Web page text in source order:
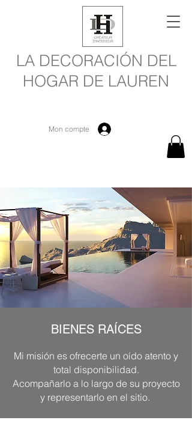
LA DECORACIÓN DEL
HOGAR DE LAUREN
Mon compte
BIENES RAÍCES
Mi misión es ofrecerte un oído atento y
total disponibilidad.
Acompañarlo a lo largo de su proyecto
y representarlo en el sitio.